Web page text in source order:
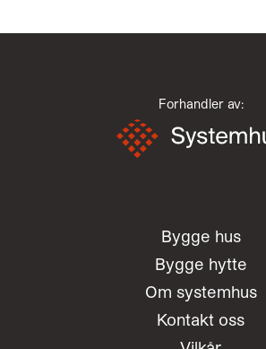
Forhandler av:
Bygge hus
Bygge hytte
Om systemhus
Kontakt oss